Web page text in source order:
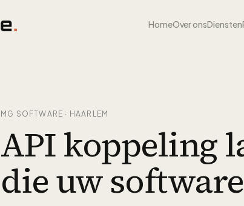
HomeOver onsDiensten
MG SOFTWARE · HAARLEM
API koppeling
die uw